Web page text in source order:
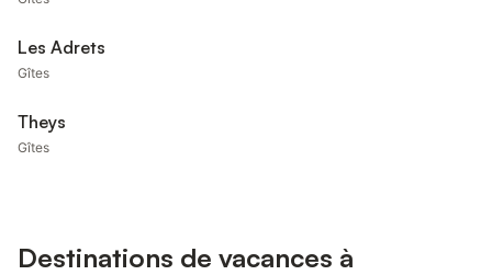
Les Adrets
Gîtes
Theys
Gîtes
Destinations de vacances à